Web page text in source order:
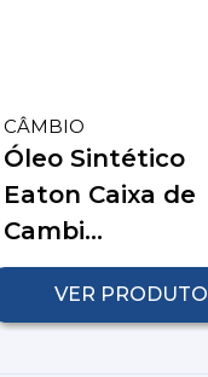
CÂMBIO
Óleo Sintético
Eaton Caixa de
Cambi...
VER PRODUTO